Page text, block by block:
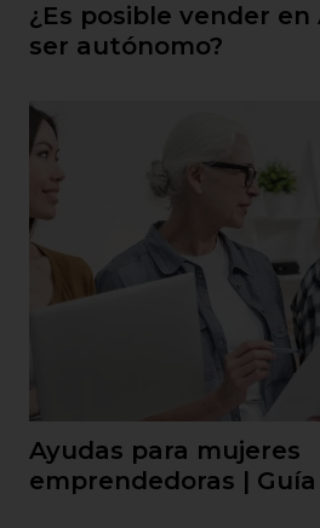
¿Es posible vender en
ser autónomo?
Ayudas para mujeres
emprendedoras |